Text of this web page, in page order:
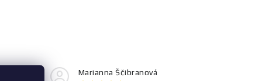
Marianna Ščibranová